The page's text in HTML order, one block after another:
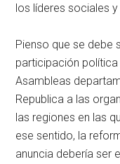
los líderes sociales
Pienso que se debe
participación política
Asambleas
Republica a las
las regiones en las
ese sentido, la
anuncia debería ser